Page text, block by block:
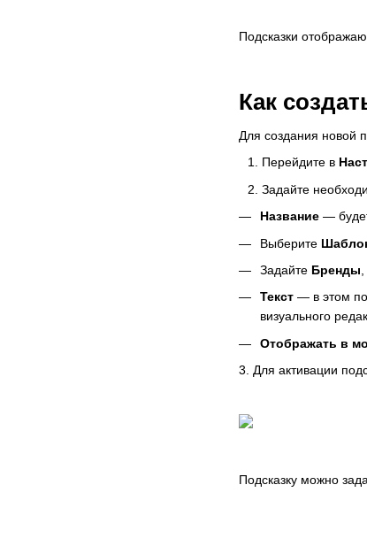
Подсказки
Как
Для создания новой
Перейдите в
Задайте
Название —
Выберите
Задайте Бренды
Текст — в этом
визуального
Отображать в
3. Для активации
Подсказку можно